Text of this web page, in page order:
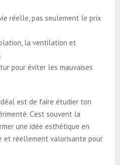
réelle, pas seulement le prix
la ventilation et
pour éviter les mauvaises
est de faire étudier ton
C’est souvent la
une idée esthétique en
et réellement valorisante pour